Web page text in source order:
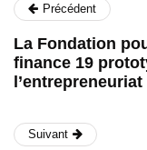
Précédent
La Fondation
finance 19
Suivant